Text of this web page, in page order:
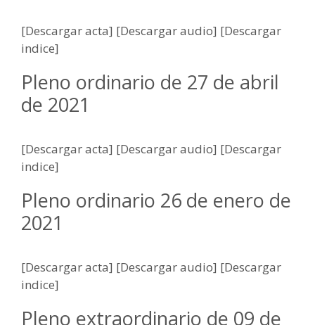
[Descargar acta] [Descargar audio] [Descargar
indice]
Pleno ordinario de 27 de abril
de 2021
[Descargar acta] [Descargar audio] [Descargar
indice]
Pleno ordinario 26 de enero de
2021
[Descargar acta] [Descargar audio] [Descargar
indice]
Pleno extraordinario de 09 de